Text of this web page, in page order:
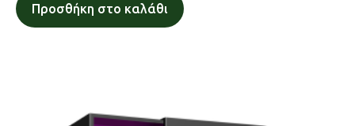
Προσθήκη στο καλάθι